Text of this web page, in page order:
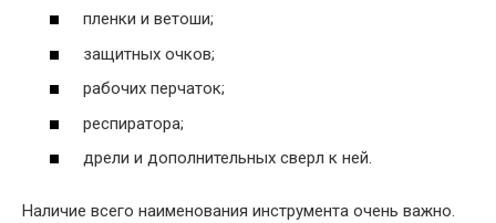
пленки и ветоши;
защитных очков;
рабочих перчаток;
респиратора;
дрели и дополнительных сверл к ней.
Наличие всего наименования инструмента очень важно.